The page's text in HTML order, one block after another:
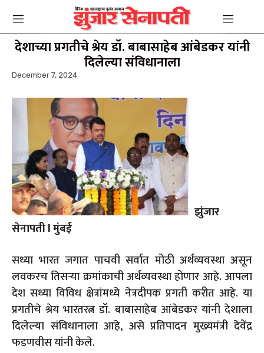
देशाच्या प्रगतीचे श्रेय डॉ. बाबासाहेब आंबेडकर यांनी
दिलेल्या संविधानाला
December 7, 2024
झुंजार
सेनापती l मुंबई
सध्या भारत जगात पाचवी सर्वात मोठी अर्थव्यवस्था असून
लवकरच तिसऱ्या क्रमांकाची अर्थव्यवस्था होणार आहे. आपला
देश सध्या विविध क्षेत्रांमध्ये नेत्रदीपक प्रगती करीत आहे. या
प्रगतीचे श्रेय भारतरत्न डॉ. बाबासाहेब आंबेडकर यांनी देशाला
दिलेल्या संविधानाला आहे, असे प्रतिपादन मुख्यमंत्री देवेंद्र
फडणवीस यांनी केले.